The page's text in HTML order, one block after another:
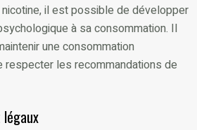
il est possible de développer
à sa consommation. Il
une consommation
les recommandations de